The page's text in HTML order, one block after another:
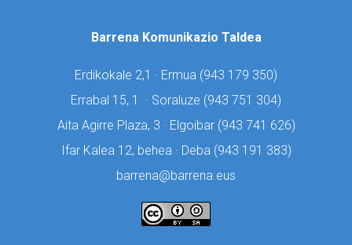
Barrena Komunikazio Taldea
Erdikokale 2,1 · Ermua (943 179 350)
Errabal 15, 1. · Soraluze (943 751 304)
Aita Agirre Plaza, 3 · Elgoibar (943 741 626)
Ifar Kalea 12, behea · Deba (943 191 383)
barrena@barrena.eus